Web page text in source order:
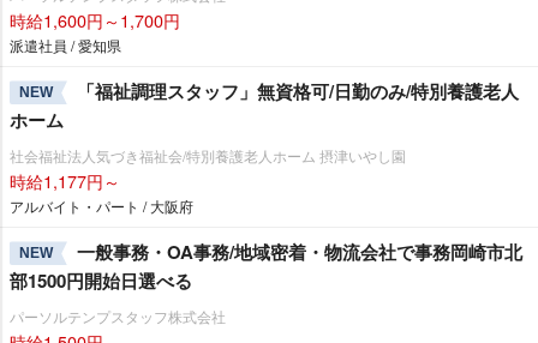
時給1,600円～1,700円
派遣社員 / 愛知県
NEW
「福祉調理スタッフ」無資格可/日勤のみ/特別養護老人
ホーム
社会福祉法人気づき福祉会/特別養護老人ホーム 摂津いやし園
時給1,177円～
アルバイト・パート / 大阪府
NEW
一般事務・OA事務/地域密着・物流会社で事務岡崎市北
部1500円開始日選べる
パーソルテンプスタッフ株式会社